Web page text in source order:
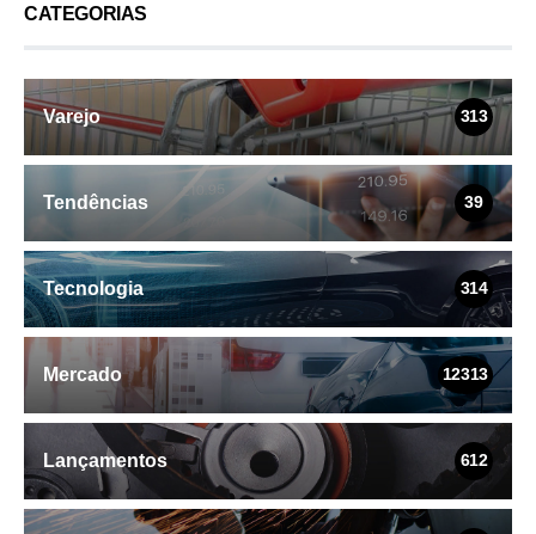
CATEGORIAS
Varejo 313
Tendências 39
Tecnologia 314
Mercado 12313
Lançamentos 612